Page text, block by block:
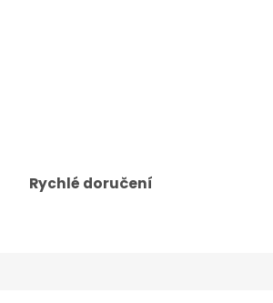
Rychlé doručení